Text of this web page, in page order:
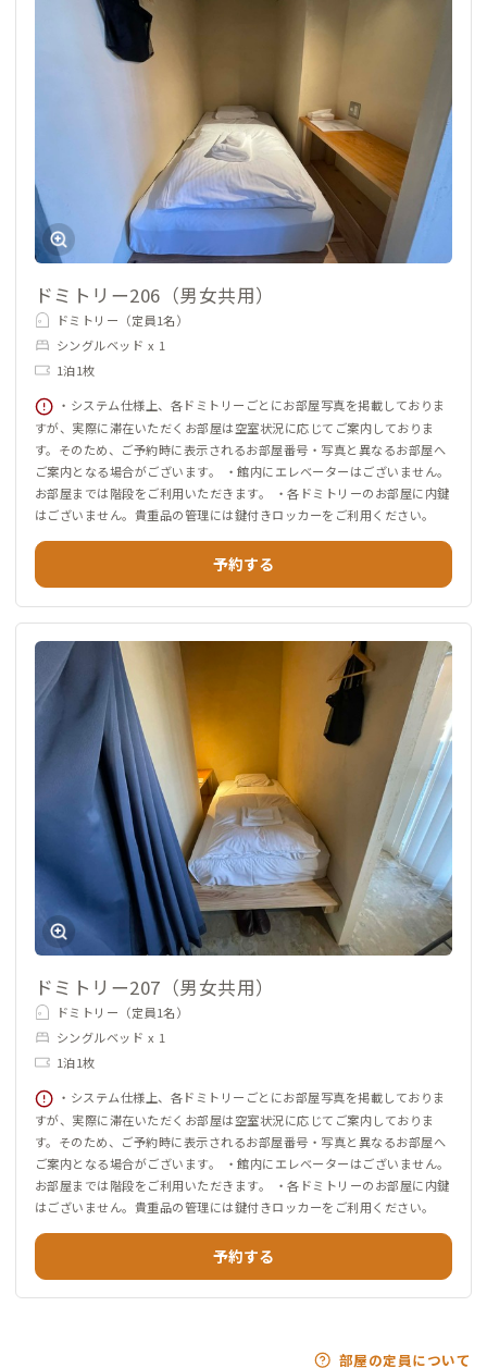
ドミトリー206（男女共用）
ドミトリー（定員1名）
シングルベッド x 1
1泊1枚
・システム仕様上、各ドミトリーごとにお部屋写真を掲載しておりま
すが、実際に滞在いただくお部屋は空室状況に応じてご案内しておりま
す。そのため、ご予約時に表示されるお部屋番号・写真と異なるお部屋へ
ご案内となる場合がございます。 ・館内にエレベーターはございません。
お部屋までは階段をご利用いただきます。 ・各ドミトリーのお部屋に内鍵
はございません。貴重品の管理には鍵付きロッカーをご利用ください。
予約する
ドミトリー207（男女共用）
ドミトリー（定員1名）
シングルベッド x 1
1泊1枚
・システム仕様上、各ドミトリーごとにお部屋写真を掲載しておりま
すが、実際に滞在いただくお部屋は空室状況に応じてご案内しておりま
す。そのため、ご予約時に表示されるお部屋番号・写真と異なるお部屋へ
ご案内となる場合がございます。 ・館内にエレベーターはございません。
お部屋までは階段をご利用いただきます。 ・各ドミトリーのお部屋に内鍵
はございません。貴重品の管理には鍵付きロッカーをご利用ください。
予約する
部屋の定員について